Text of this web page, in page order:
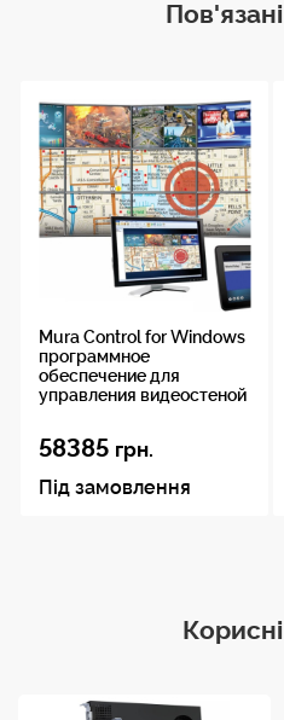
Mura Control for Windows
программное
обеспечение для
управления видеостеной
58385 грн.
Під замовлення
Корисні